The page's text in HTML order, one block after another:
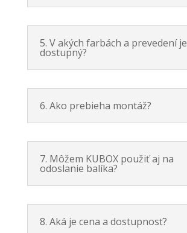
5. V akých farbách a prevedení je
dostupný?
6. Ako prebieha montáž?
7. Môžem KUBOX použiť aj na
odoslanie balíka?
8. Aká je cena a dostupnosť?